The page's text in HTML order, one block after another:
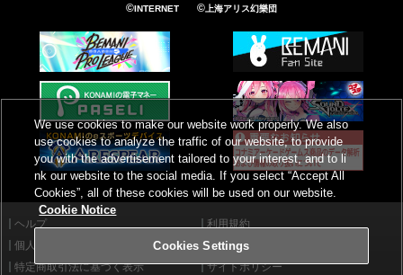
©INTERNET ©上海アリス幻樂団
ヘルプ
利用規約
個人情報等保護方針
外部送信について
特定商取引法に基づく表示
サイトポリシー
We use cookies to make our website work properly. We also
use cookies to analyze the traffic of our website, to provide
you with the advertisement tailored to your interest, and to li
nk our website to the social media. If you select “Accept All
Cookies”, all of these cookies will be used on our website.
Cookie Notice
Cookies Settings